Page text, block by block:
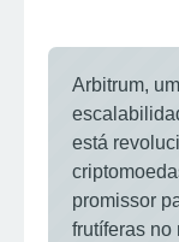
Arbitrum,
está
promissor
frutíferas no